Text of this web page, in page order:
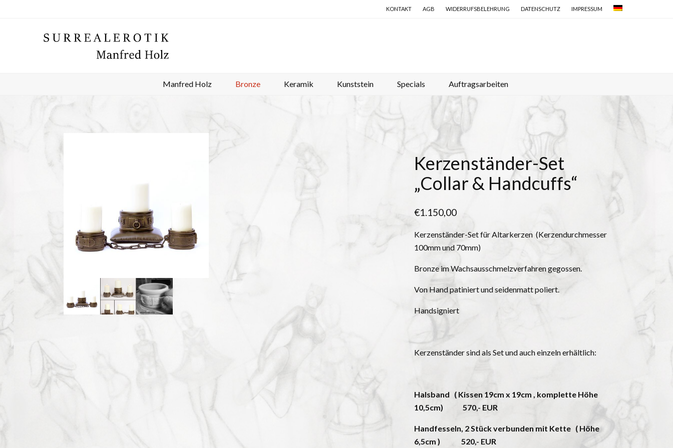
KONTAKT AGB WIDERRUFSBELEHRUNG DATENSCHUTZ IMPRESSUM
Manfred Holz Bronze Keramik Kunststein Specials Auftragsarbeiten
Kerzenständer-Set
„Collar & Handcuffs“
€1.150,00
Kerzenständer-Set für Altarkerzen (Kerzendurchmesser
100mm und 70mm)
Bronze im Wachsausschmelzverfahren gegossen.
Von Hand patiniert und seidenmatt poliert.
Handsigniert
Kerzenständer sind als Set und auch einzeln erhältlich:
Halsband ( Kissen 19cm x 19cm , komplette Höhe
10,5cm) 570,- EUR
Handfesseln, 2 Stück verbunden mit Kette ( Höhe
6,5cm ) 520,- EUR